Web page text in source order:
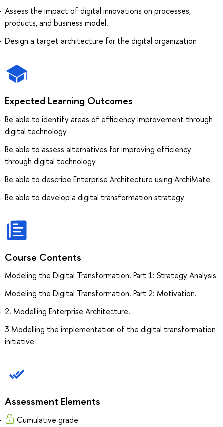
Assess the impact of digital innovations on processes,
products, and business model.
Design a target architecture for the digital organization
Expected Learning Outcomes
Be able to identify areas of efficiency improvement through
digital technology
Be able to assess alternatives for improving efficiency
through digital technology
Be able to describe Enterprise Architecture using ArchiMate
Be able to develop a digital transformation strategy
Course Contents
Modeling the Digital Transformation. Part 1: Strategy Analysis
Modeling the Digital Transformation. Part 2: Motivation.
2. Modelling Enterprise Architecture.
3 Modelling the implementation of the digital transformation
initiative
Assessment Elements
Cumulative grade